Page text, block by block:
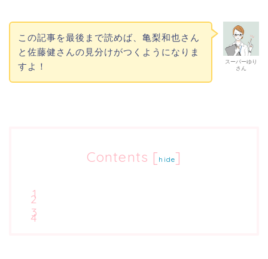
スーパーゆり
さん
この記事を最後まで読めば、亀梨和也さん
と佐藤健さんの見分けがつくようになりま
すよ！
Contents [ hide]